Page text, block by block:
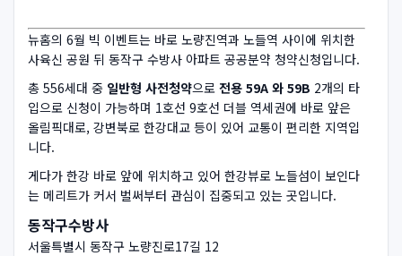
뉴홈의 6월 빅 이벤트는 바로 노량진역과 노들역 사이에 위치한
사육신 공원 뒤 동작구 수방사 아파트 공공분약 청약신청입니다.
총 556세대 중 일반형 사전청약으로 전용 59A 와 59B 2개의 타
입으로 신청이 가능하며 1호선 9호선 더블 역세권에 바로 앞은
올림픽대로, 강변북로 한강대교 등이 있어 교통이 편리한 지역입
니다.
게다가 한강 바로 앞에 위치하고 있어 한강뷰로 노들섬이 보인다
는 메리트가 커서 벌써부터 관심이 집중되고 있는 곳입니다.
동작구수방사
서울특별시 동작구 노량진로17길 12